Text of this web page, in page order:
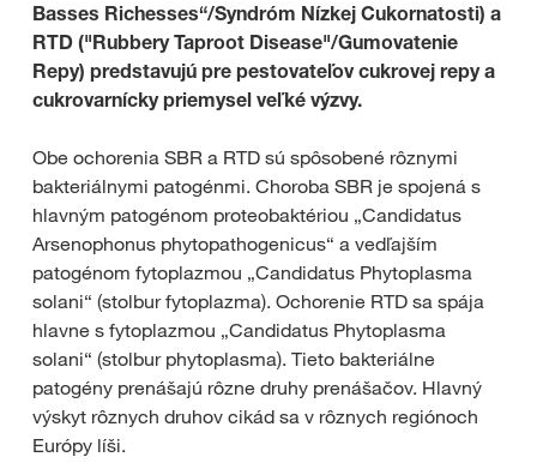
Basses Richesses“/Syndróm Nízkej Cukornatosti) a
RTD ("Rubbery Taproot Disease"/Gumovatenie
Repy) predstavujú pre pestovateľov cukrovej repy a
cukrovarnícky priemysel veľké výzvy.
Obe ochorenia SBR a RTD sú spôsobené rôznymi
bakteriálnymi patogénmi. Choroba SBR je spojená s
hlavným patogénom proteobaktériou „Candidatus
Arsenophonus phytopathogenicus“ a vedľajším
patogénom fytoplazmou „Candidatus Phytoplasma
solani“ (stolbur fytoplazma). Ochorenie RTD sa spája
hlavne s fytoplazmou „Candidatus Phytoplasma
solani“ (stolbur phytoplasma). Tieto bakteriálne
patogény prenášajú rôzne druhy prenášačov. Hlavný
výskyt rôznych druhov cikád sa v rôznych regiónoch
Európy líši.